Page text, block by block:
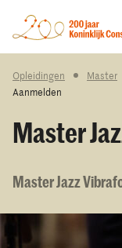
Opleidingen Master
Aanmelden
Master
Master Jazz